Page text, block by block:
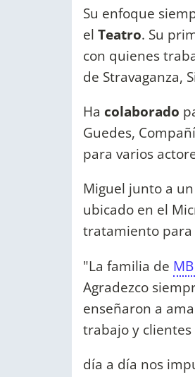
Su enfoque
el Teatro. Su
con quienes
de Stravaganza,
Ha colaborado
Guedes,
para varios
Miguel junto a
ubicado en el
tratamiento para
"La familia de
Agradezco
enseñaron a
trabajo y clientes
día a día nos